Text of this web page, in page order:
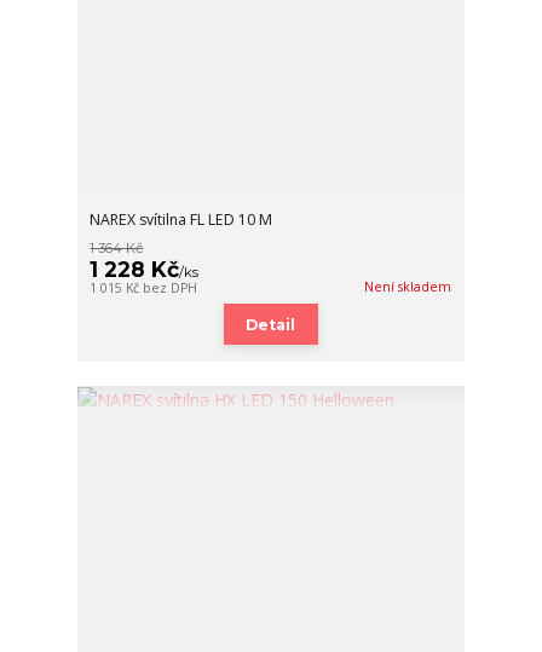
NAREX svítilna FL LED 10 M
1 364 Kč
1 228 Kč/ks
1 015 Kč bez DPH Není skladem
Detail